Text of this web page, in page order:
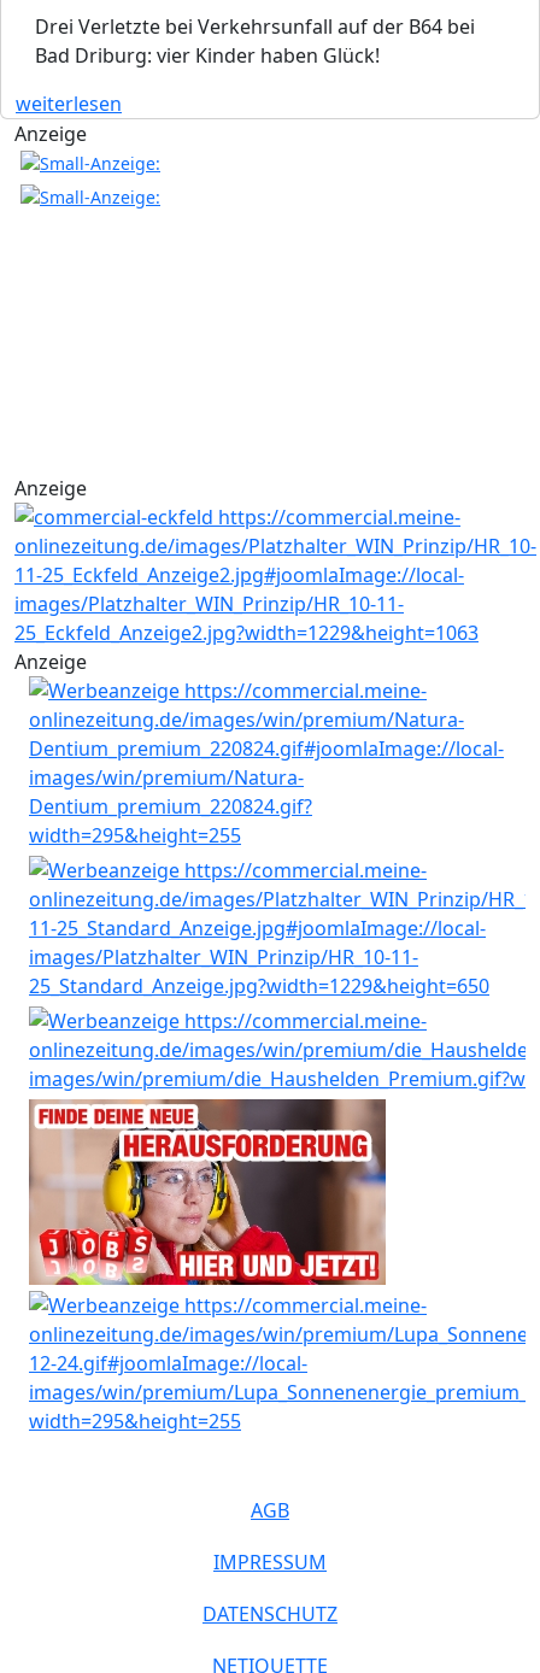
Drei Verletzte bei Verkehrsunfall auf der B64 bei
Bad Driburg: vier Kinder haben Glück!
weiterlesen
Anzeige
Anzeige
Anzeige
AGB
IMPRESSUM
DATENSCHUTZ
NETIQUETTE